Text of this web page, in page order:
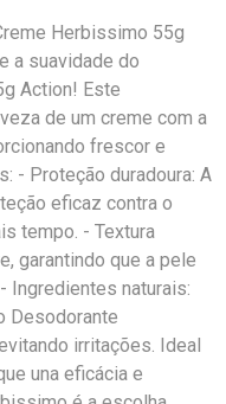
Herbissimo 55g
a suavidade do
Action! Este
de um creme com a
frescor e
- Proteção duradoura: A
eficaz contra o
tempo. - Textura
garantindo que a pele
Ingredientes naturais:
Desodorante
irritações. Ideal
una eficácia e